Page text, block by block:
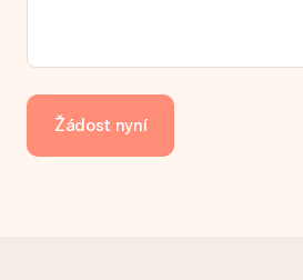
Jak mohu zaplatit objednávku?
kartu, fakturu přes Klarna nebo ruční
převodu platby prosím vezměte v
navíc.
Žádost nyní